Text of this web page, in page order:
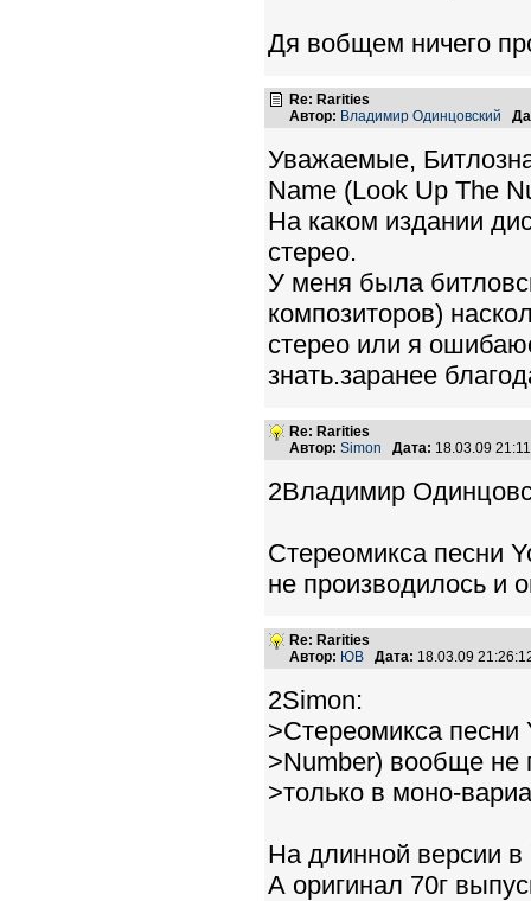
Дя вобщем ничего
Re: Rarities
Автор: Владимир Одинцовский
Уважаемые,
Name (Look Up The
На каком издании
стерео.
У меня была
композиторов)
стерео или я
знать.заранее
Re: Rarities
Автор: Simon Дата: 18.03.09
2Владимир
Стереомикса песни
не производилось и
Re: Rarities
Автор: ЮВ Дата: 18.03.09
2Simon:
>Стереомикса песни
>Number) вообще не
>только в моно-
На длинной версии в
А оригинал 70г